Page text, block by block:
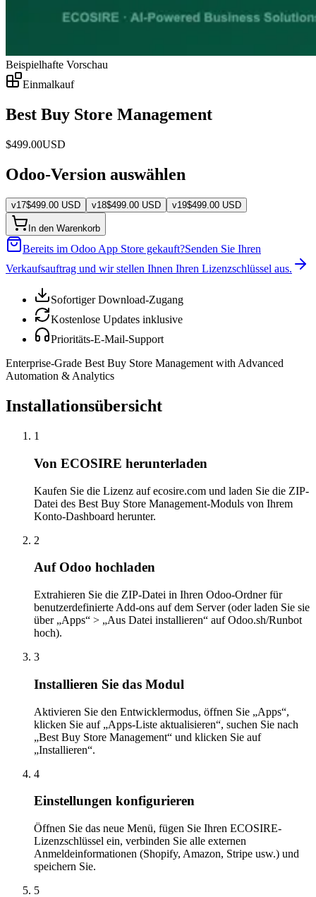
Beispielhafte Vorschau
Einmalkauf
Best Buy Store Management
$499.00USD
Odoo-Version auswählen
v17$499.00 USD v18$499.00 USD v19$499.00 USD
In den Warenkorb
Bereits im Odoo App Store gekauft?Senden Sie Ihren
Verkaufsauftrag und wir stellen Ihnen Ihren Lizenzschlüssel aus.
Sofortiger Download-Zugang
Kostenlose Updates inklusive
Prioritäts-E-Mail-Support
Enterprise-Grade Best Buy Store Management with Advanced
Automation & Analytics
Installationsübersicht
1
Von ECOSIRE herunterladen
Kaufen Sie die Lizenz auf ecosire.com und laden Sie die ZIP-
Datei des Best Buy Store Management-Moduls von Ihrem
Konto-Dashboard herunter.
2
Auf Odoo hochladen
Extrahieren Sie die ZIP-Datei in Ihren Odoo-Ordner für
benutzerdefinierte Add-ons auf dem Server (oder laden Sie sie
über „Apps“ > „Aus Datei installieren“ auf Odoo.sh/Runbot
hoch).
3
Installieren Sie das Modul
Aktivieren Sie den Entwicklermodus, öffnen Sie „Apps“,
klicken Sie auf „Apps-Liste aktualisieren“, suchen Sie nach
„Best Buy Store Management“ und klicken Sie auf
„Installieren“.
4
Einstellungen konfigurieren
Öffnen Sie das neue Menü, fügen Sie Ihren ECOSIRE-
Lizenzschlüssel ein, verbinden Sie alle externen
Anmeldeinformationen (Shopify, Amazon, Stripe usw.) und
speichern Sie.
5